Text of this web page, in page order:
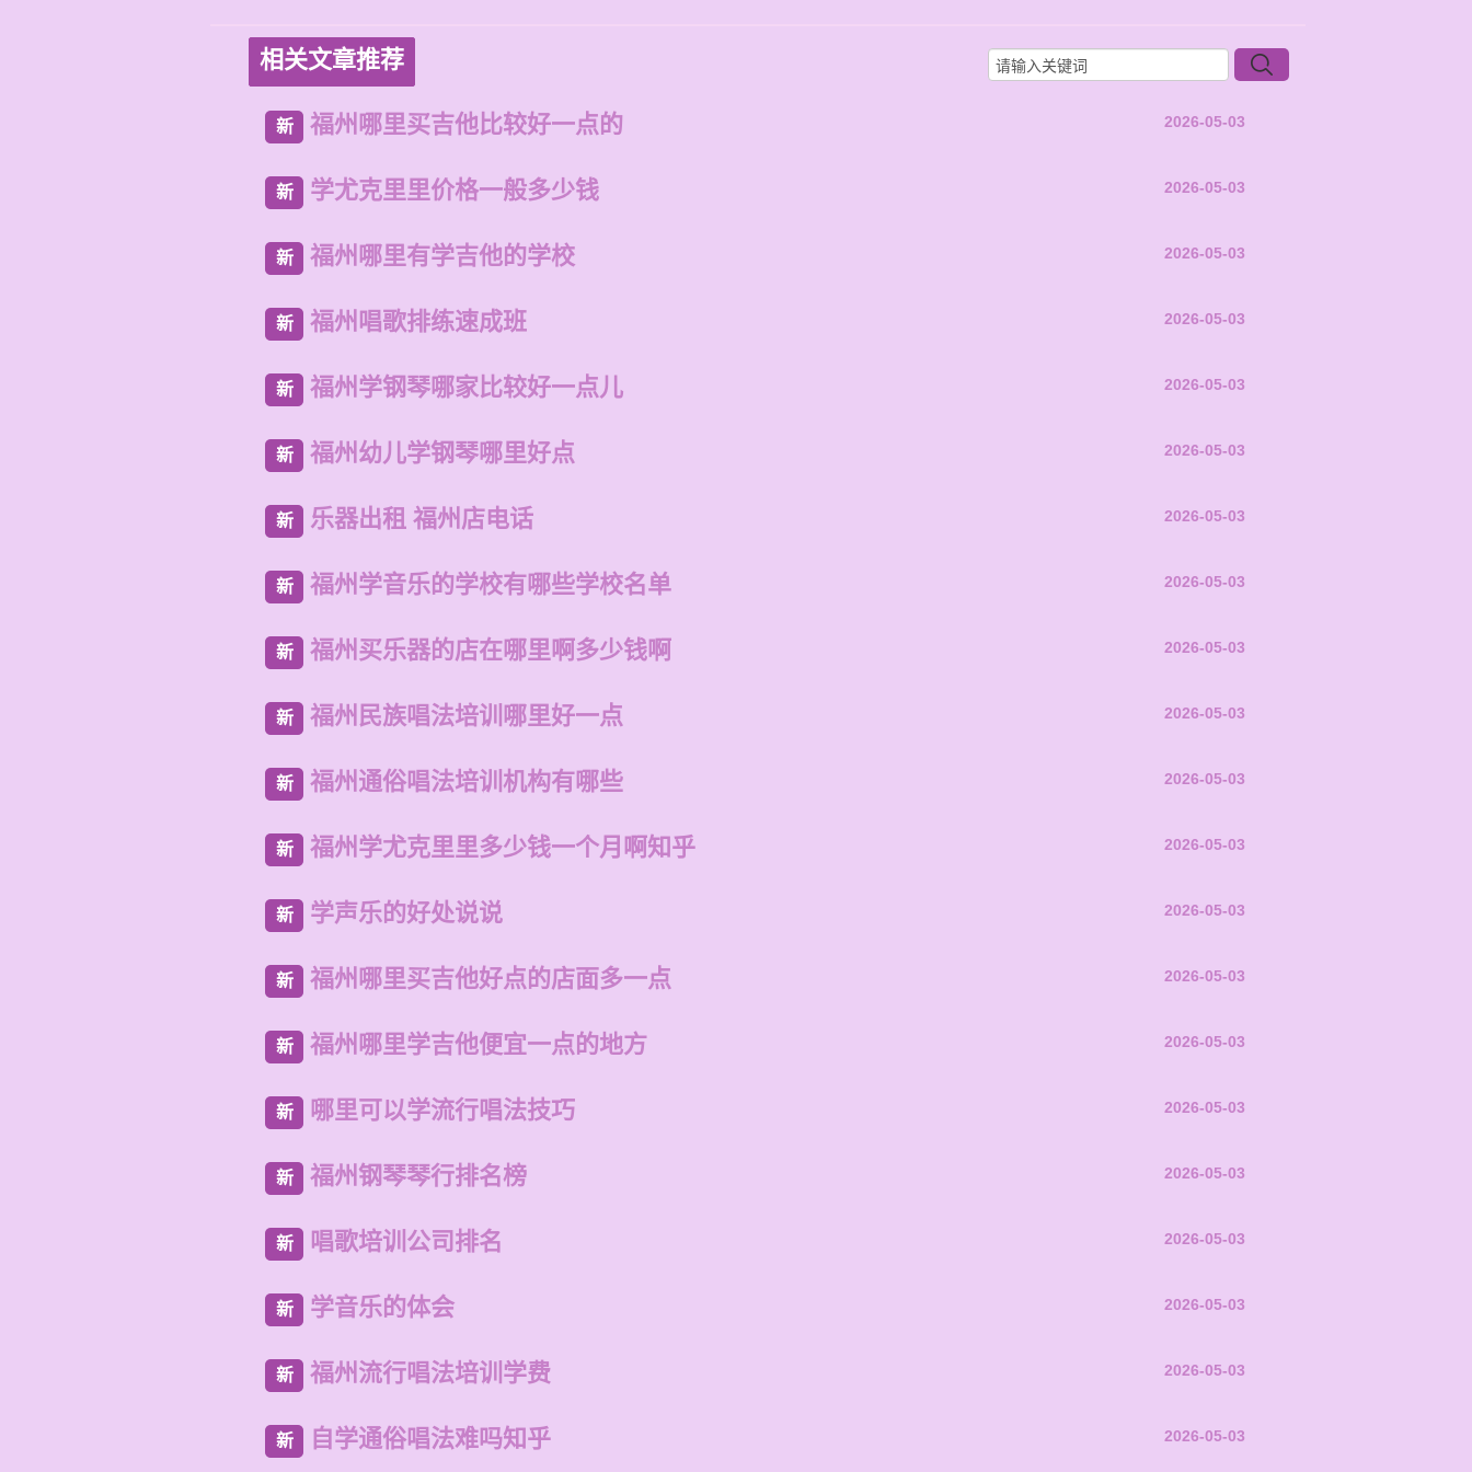
相关文章推荐
新 福州哪里买吉他比较好一点的 2026-05-03
新 学尤克里里价格一般多少钱 2026-05-03
新 福州哪里有学吉他的学校 2026-05-03
新 福州唱歌排练速成班 2026-05-03
新 福州学钢琴哪家比较好一点儿 2026-05-03
新 福州幼儿学钢琴哪里好点 2026-05-03
新 乐器出租 福州店电话 2026-05-03
新 福州学音乐的学校有哪些学校名单 2026-05-03
新 福州买乐器的店在哪里啊多少钱啊 2026-05-03
新 福州民族唱法培训哪里好一点 2026-05-03
新 福州通俗唱法培训机构有哪些 2026-05-03
新 福州学尤克里里多少钱一个月啊知乎 2026-05-03
新 学声乐的好处说说 2026-05-03
新 福州哪里买吉他好点的店面多一点 2026-05-03
新 福州哪里学吉他便宜一点的地方 2026-05-03
新 哪里可以学流行唱法技巧 2026-05-03
新 福州钢琴琴行排名榜 2026-05-03
新 唱歌培训公司排名 2026-05-03
新 学音乐的体会 2026-05-03
新 福州流行唱法培训学费 2026-05-03
新 自学通俗唱法难吗知乎 2026-05-03